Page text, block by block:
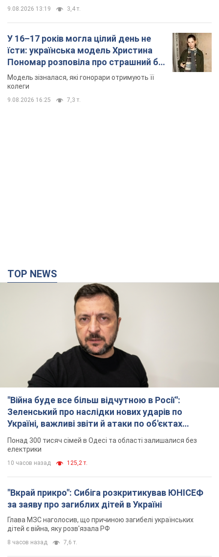
9.08.2026 13:19 3,4 т.
У 16–17 років могла цілий день не
їсти: українська модель Христина
Пономар розповіла про страшний бік
модельної кар’єри
Модель зізналася, які гонорари отримують її
колеги
9.08.2026 16:25 7,3 т.
TOP NEWS
"Війна буде все більш відчутною в Росії":
Зеленський про наслідки нових ударів по
Україні, важливі звіти й атаки по об'єктах
ворога. Відео
Понад 300 тисяч сімей в Одесі та області залишалися без
електрики
10 часов назад 125,2 т.
"Вкрай прикро": Сибіга розкритикував ЮНІСЕФ
за заяву про загиблих дітей в Україні
Глава МЗС наголосив, що причиною загибелі українських
дітей є війна, яку розв'язала РФ
8 часов назад 7,6 т.